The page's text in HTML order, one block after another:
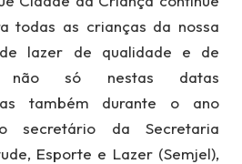
todas as crianças da nossa
lazer de qualidade e de
não só nestas datas
também durante o ano
secretário da Secretaria
Esporte e Lazer (Semjel),